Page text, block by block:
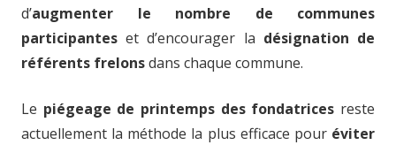
d’augmenter le nombre de communes
participantes et d’encourager la désignation de
référents frelonsdans chaque commune.
Le piégeage de printemps des fondatrices reste
actuellement la méthode la plus efficace pour éviter